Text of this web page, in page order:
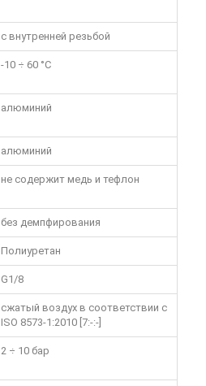
с внутренней резьбой
-10 ÷ 60 °C
алюминий
алюминий
не содержит медь и тефлон
без демпфирования
Полиуретан
G1/8
сжатый воздух в соответствии с
ISO 8573-1:2010 [7:-:-]
2 ÷ 10 бар